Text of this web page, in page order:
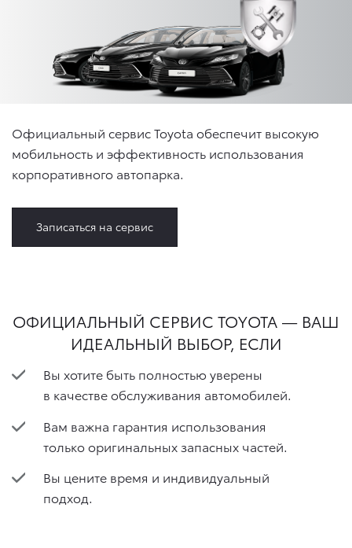
Официальный сервис Toyota обеспечит высокую
мобильность и эффективность использования
корпоративного автопарка.
Записаться на сервис
ОФИЦИАЛЬНЫЙ СЕРВИС TOYOTA — ВАШ
ИДЕАЛЬНЫЙ ВЫБОР, ЕСЛИ
​Вы хотите быть полностью уверены
в качестве обслуживания автомобилей.
Вам важна гарантия использования
только оригинальных запасных частей.
Вы цените время и индивидуальный
подход.